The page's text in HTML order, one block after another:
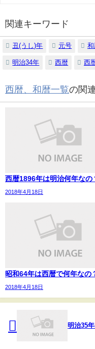
関連キーワード
丑(うし)年 元号
明治34年 西暦 西
西暦、和暦一覧の関
西暦1896年は明治何年なの
2018年4月18日
昭和64年は西暦で何年なの
2018年4月18日
明治35